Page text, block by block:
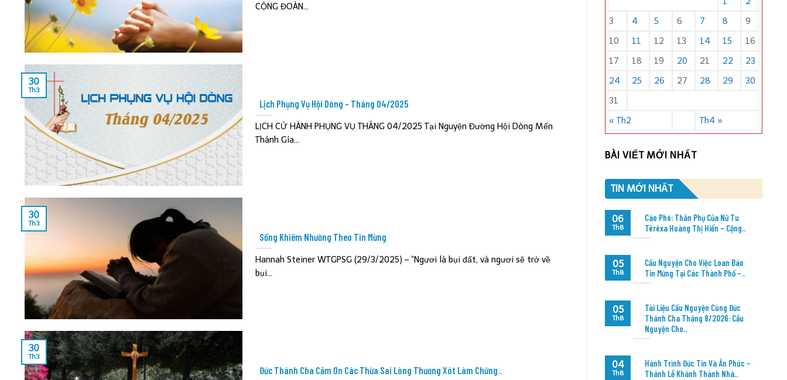
CỘNG ĐOÀN...
Lịch Phụng Vụ Hội Dòng – Tháng 04/2025
LỊCH CỬ HÀNH PHỤNG VỤ THÁNG 04/2025 Tại Nguyện Đường Hội Dòng Mến
Thánh Gía...
30
Th3
Sống Khiêm Nhường Theo Tin Mừng
Hannah Steiner WTGPSG (29/3/2025) – “Ngươi là bụi đất, và ngươi sẽ trở về
bụi...
30
Th3
Đức Thánh Cha Cảm Ơn Các Thừa Sai Lòng Thương Xót Làm Chứng..
30
Th3
« Th2 Th4 »
3
4 5 6 7 8
9
10
11 12 13 14 15
16
17
18 19 20 21 22
23
24
25 26 27 28 29
30
31
BÀI VIẾT MỚI NHẤT
TIN MỚI NHẤT
Cáo Phó: Thân Phụ Của Nữ Tu
Têrêxa Hoàng Thị Hiển – Cộng..
06
Th8
Cầu Nguyện Cho Việc Loan Báo
Tin Mừng Tại Các Thành Phố –..
05
Th8
Tài Liệu Cầu Nguyện Cùng Đức
Thánh Cha Tháng 8/2026: Cầu
Nguyện Cho..
05
Th8
Hành Trình Đức Tin Và Ân Phúc –
Thánh Lễ Khánh Thành Nhà..
04
Th8